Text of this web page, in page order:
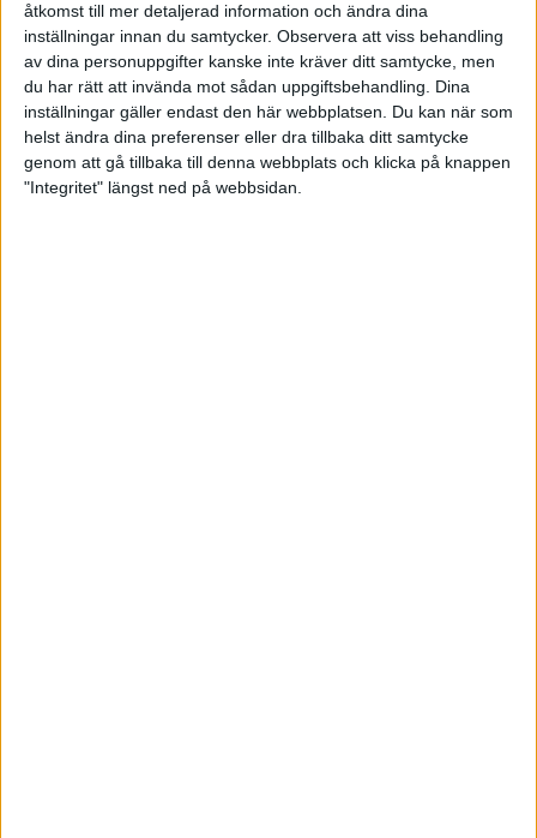
åtkomst till mer detaljerad information och ändra dina
inställningar innan du samtycker. Observera att viss behandling
av dina personuppgifter kanske inte kräver ditt samtycke, men
du har rätt att invända mot sådan uppgiftsbehandling. Dina
inställningar gäller endast den här webbplatsen. Du kan när som
helst ändra dina preferenser eller dra tillbaka ditt samtycke
genom att gå tillbaka till denna webbplats och klicka på knappen
"Integritet" längst ned på webbsidan.